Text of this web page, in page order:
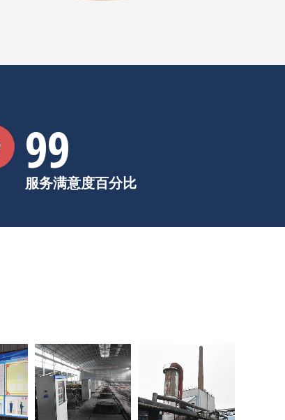
99
服务满意度百分比